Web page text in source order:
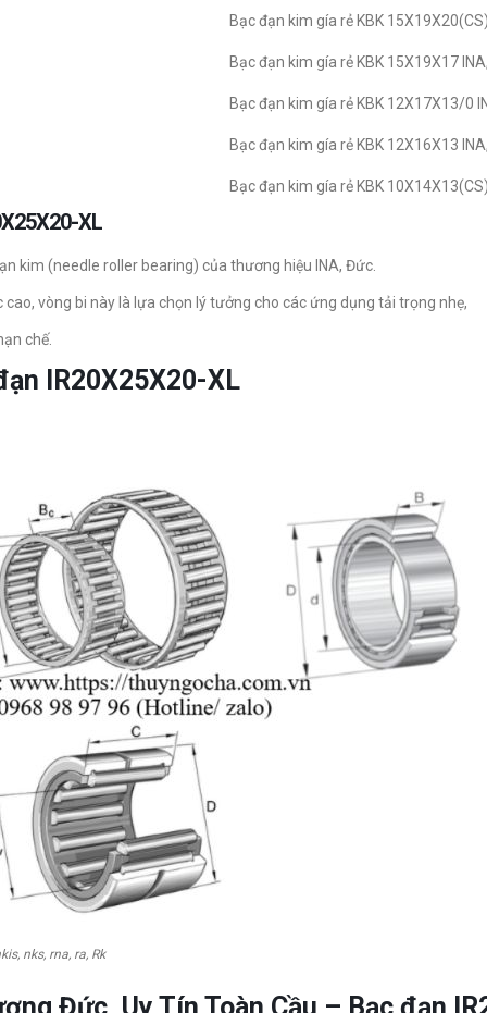
Bạc đạn kim gía rẻ KBK
Bạc đạn kim gía rẻ KBK 15X19X17
Bạc đạn kim gía rẻ KBK 12X17X13/0
Bạc đạn kim gía rẻ KBK 12X16X13
Bạc đạn kim gía rẻ KBK
XL
kim (needle roller bearing) của thương hiệu INA, Đức.
vòng bi này là lựa chọn lý tưởng cho các ứng dụng tải trọng nhẹ,
chế.
IR20X25X20-XL
nks, rna, ra, Rk